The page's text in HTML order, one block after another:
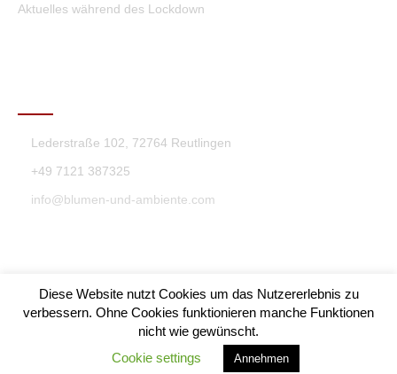
Aktuelles während des Lockdown
Lederstraße 102, 72764 Reutlingen
+49 7121 387325
info@blumen-und-ambiente.com
Blumen & Ambiente Theme By SKT Themes
Diese Website nutzt Cookies um das Nutzererlebnis zu
verbessern. Ohne Cookies funktionieren manche Funktionen
nicht wie gewünscht.
Cookie settings
Annehmen